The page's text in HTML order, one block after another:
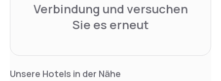
Verbindung und versuchen
Sie es erneut
Unsere Hotels in der Nähe